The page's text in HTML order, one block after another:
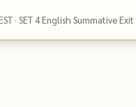
· SET 4 English Summative